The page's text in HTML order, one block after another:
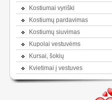
Kostiumai vyriški
Kostiumų pardavimas
Kostiumų siuvimas
Kupolai vestuvėms
Kursai, šokių
Kvietimai į vestuves